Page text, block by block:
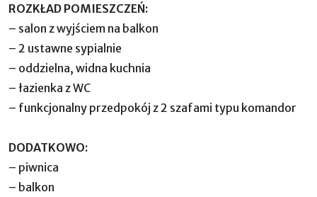
ROZKŁAD POMIESZCZEŃ:
– salon z wyjściem na balkon
– 2 ustawne sypialnie
– oddzielna, widna kuchnia
– łazienka z WC
– funkcjonalny przedpokój z 2 szafami typu komandor
DODATKOWO:
– piwnica
– balkon